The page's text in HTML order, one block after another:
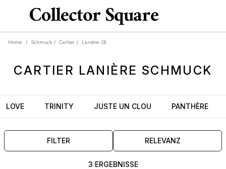
Home / Schmuck / Cartier / Lanière (3)
CARTIER LANIÈRE SCHMUCK
LOVE TRINITY JUSTE UN CLOU PANTHÈRE
FILTER RELEVANZ
3 ERGEBNISSE